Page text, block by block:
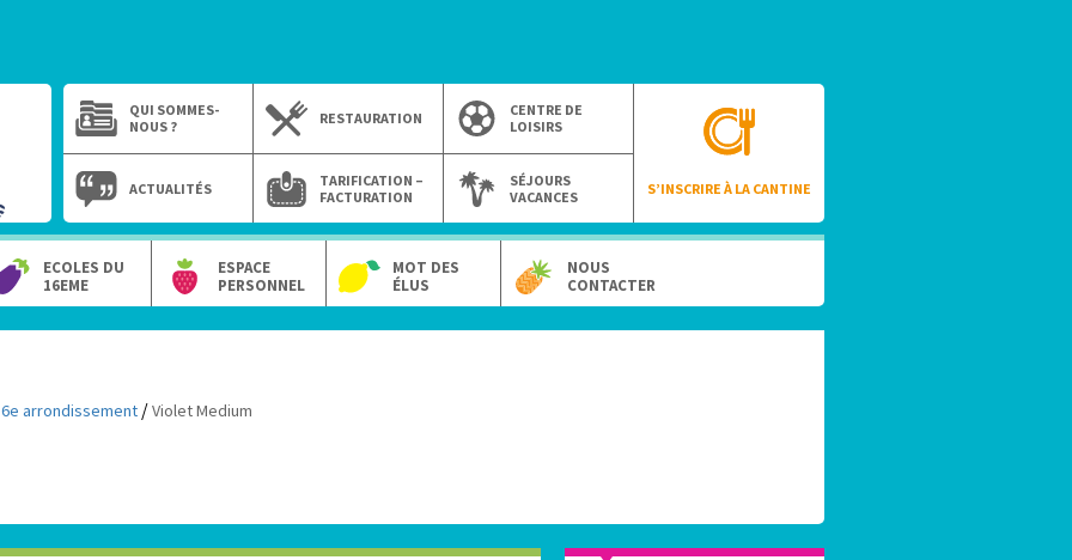
QUI SOMMES-
NOUS ?
RESTAURATION
CENTRE DE
LOISIRS
S’INSCRIRE À LA CANTINE
ACTUALITÉS
TARIFICATION –
FACTURATION
SÉJOURS
VACANCES
ECOLES DU
16EME
ESPACE
PERSONNEL
MOT DES
ÉLUS
NOUS
CONTACTER
arrondissement /Violet Medium